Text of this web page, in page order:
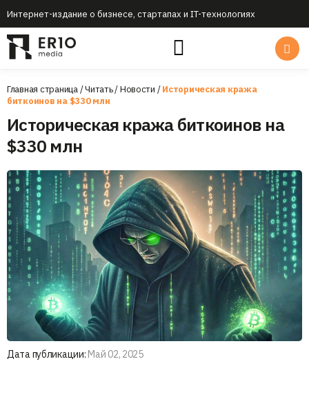
Интернет-издание о бизнесе, стартапах и IT-технологиях
Главная страница/Читать/Новости /Историческая кража
биткоинов на $330 млн
Историческая кража биткоинов на
$330 млн
Дата публикации: Май 02, 2025